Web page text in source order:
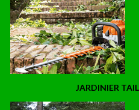
JARDINIER